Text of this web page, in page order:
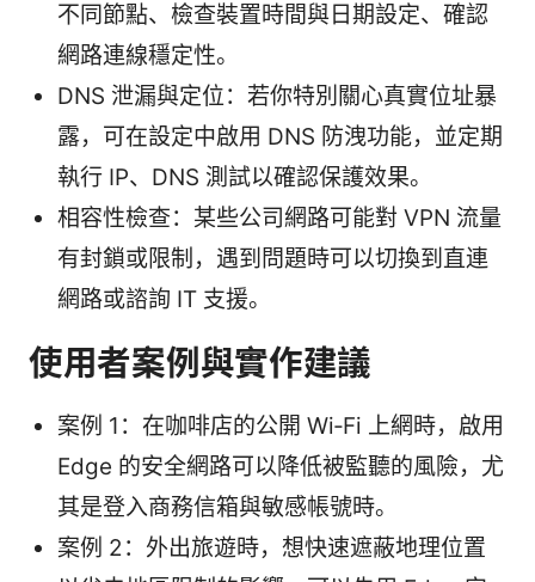
不同節點、檢查裝置時間與日期設定、確認
網路連線穩定性。
DNS 泄漏與定位：若你特別關心真實位址暴
露，可在設定中啟用 DNS 防洩功能，並定期
執行 IP、DNS 測試以確認保護效果。
相容性檢查：某些公司網路可能對 VPN 流量
有封鎖或限制，遇到問題時可以切換到直連
網路或諮詢 IT 支援。
使用者案例與實作建議
案例 1：在咖啡店的公開 Wi‑Fi 上網時，啟用
Edge 的安全網路可以降低被監聽的風險，尤
其是登入商務信箱與敏感帳號時。
案例 2：外出旅遊時，想快速遮蔽地理位置